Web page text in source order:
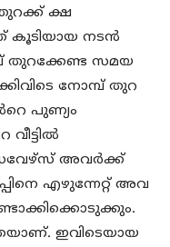
ക്ഷ
കൂടിയായ നടൻ
തുറക്കേണ്ട സമയ
നോമ്പ് തുറ
പുണ്യം
അവർക്ക്
എഴുന്നേറ്റ് അവ
ഇവിടെയായ